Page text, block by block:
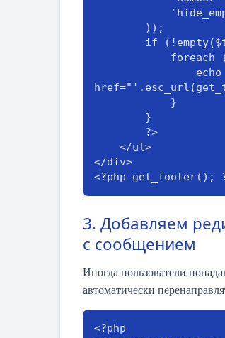
</div>
<?php get_footer();
3. Добавляем
с сообщением
Иногда пользователи
автоматически
<?php